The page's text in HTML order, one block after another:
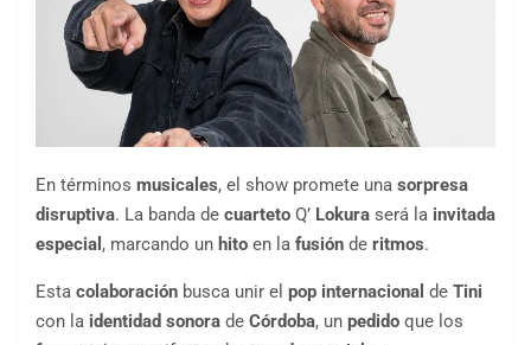
En términos musicales, el show promete una sorpresa
disruptiva. La banda de cuarteto Q’ Lokura será la invitada
especial , marcando un hito en la fusión de ritmos.
Esta colaboración busca unir el pop internacional de Tini
con la identidad sonora de Córdoba, un pedido que los